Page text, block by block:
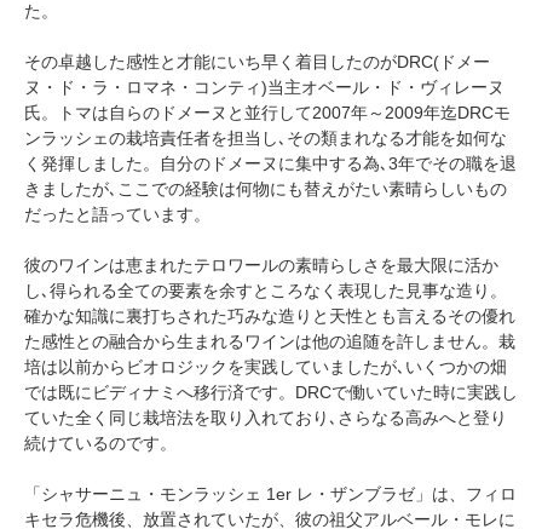
た。
その卓越した感性と才能にいち早く着目したのがDRC(ドメー
ヌ・ド・ラ・ロマネ・コンティ)当主オベール・ド・ヴィレーヌ
氏。トマは自らのドメーヌと並行して2007年～2009年迄DRCモ
ンラッシェの栽培責任者を担当し､その類まれなる才能を如何な
く発揮しました。自分のドメーヌに集中する為､3年でその職を退
きましたが､ここでの経験は何物にも替えがたい素晴らしいもの
だったと語っています。
彼のワインは恵まれたテロワールの素晴らしさを最大限に活か
し､得られる全ての要素を余すところなく表現した見事な造り。
確かな知識に裏打ちされた巧みな造りと天性とも言えるその優れ
た感性との融合から生まれるワインは他の追随を許しません。栽
培は以前からビオロジックを実践していましたが､いくつかの畑
では既にビディナミへ移行済です。DRCで働いていた時に実践し
ていた全く同じ栽培法を取り入れており､さらなる高みへと登り
続けているのです。
「シャサーニュ・モンラッシェ 1er レ・ザンブラゼ」は、フィロ
キセラ危機後、放置されていたが、彼の祖父アルベール・モレに